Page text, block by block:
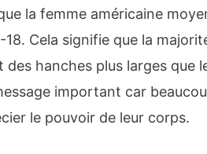
la femme américaine
Cela signifie que la
hanches plus larges que
important car
le pouvoir de leur corps.